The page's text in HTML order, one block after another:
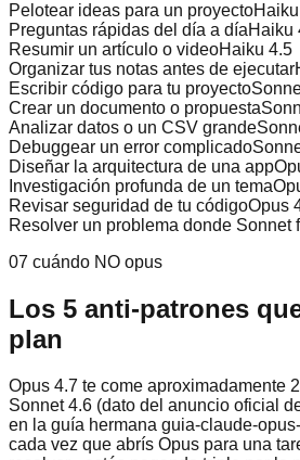
Pelotear ideas para un proyecto
Preguntas rápidas del día a díaHaiku
Resumir un artículo o videoHaiku 4.5
Organizar tus notas antes de ejecutar
Escribir código para tu proyecto
Crear un documento o propuesta
Analizar datos o un CSV grande
Debuggear un error complicado
Diseñar la arquitectura de una app
Investigación profunda de un tema
Revisar seguridad de tu códigoOpus
Resolver un problema donde Sonnet
07 cuándo NO opus
Los 5 anti-patrones
plan
Opus 4.7 te come aproximadamente
Sonnet 4.6 (dato del anuncio oficial
en la guía hermana guia-claude-
cada vez que abrís Opus para una